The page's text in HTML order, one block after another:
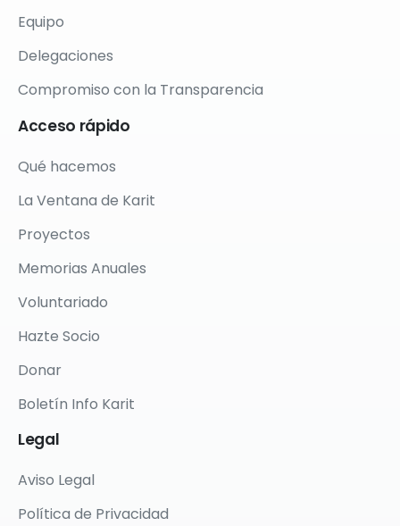
Equipo
Delegaciones
Compromiso con la Transparencia
Acceso rápido
Qué hacemos
La Ventana de Karit
Proyectos
Memorias Anuales
Voluntariado
Hazte Socio
Donar
Boletín Info Karit
Legal
Aviso Legal
Política de Privacidad